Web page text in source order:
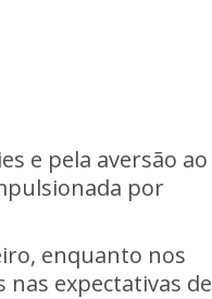
e pela aversão ao
por
enquanto nos
nas expectativas de